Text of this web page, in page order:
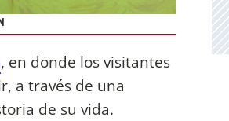
, en donde los visitantes
a través de una
de su vida.